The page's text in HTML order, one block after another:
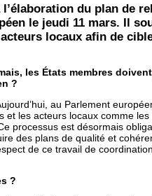
du plan de
le jeudi 11 mars. Il
locaux afin de
les États membres
?
au Parlement
les acteurs locaux comme les
processus est désormais
des plans de qualité et
de ce travail de
?